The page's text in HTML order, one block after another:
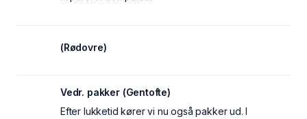
(Rødovre)
Vedr. pakker (Gentofte)
Efter lukketid kører vi nu også pakker ud. I